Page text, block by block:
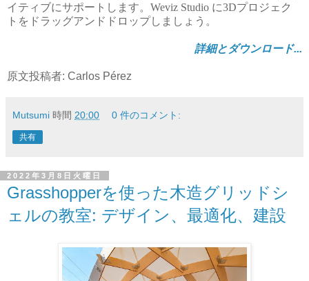
イティブにサポートします。Weviz Studio に3Dプロジェク
トをドラッグアンドドロップしましょう。
詳細とダウンロード...
原文投稿者: Carlos Pérez
Mutsumi 時間 20:00 0 件のコメント:
共有
2022年3月8日火曜日
Grasshopperを使った木造グリッドシ
ェルの教室: デザイン、最適化、建設